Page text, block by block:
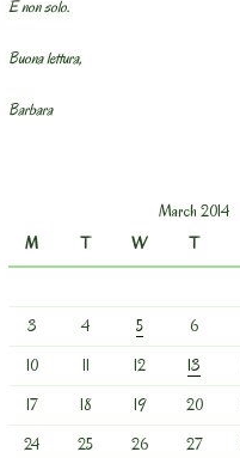
E non solo.
Buona lettura,
Barbara
March 2014
M
T W T
3
4 5 6
10
11 12 13
17
18 19 20
24
25 26 27